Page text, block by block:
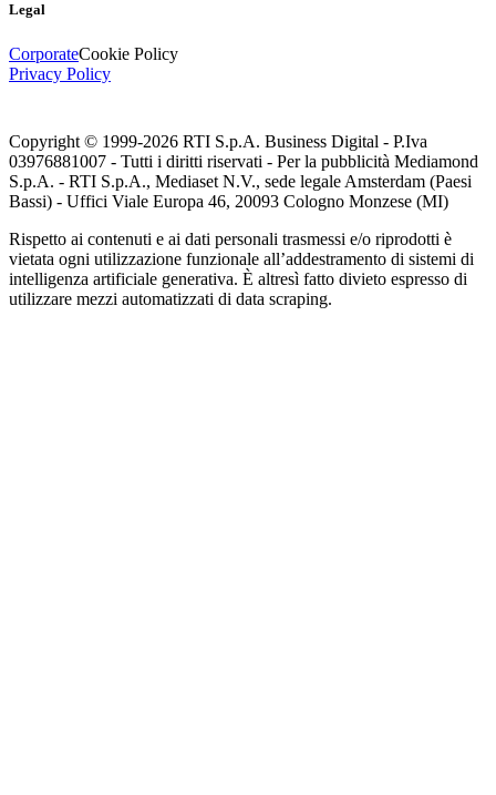
Legal
CorporateCookie Policy
Privacy Policy
Copyright © 1999-2026 RTI S.p.A. Business Digital - P.Iva
03976881007 - Tutti i diritti riservati - Per la pubblicità Mediamond
S.p.A. - RTI S.p.A., Mediaset N.V., sede legale Amsterdam (Paesi
Bassi) - Uffici Viale Europa 46, 20093 Cologno Monzese (MI)
Rispetto ai contenuti e ai dati personali trasmessi e/o riprodotti è
vietata ogni utilizzazione funzionale all’addestramento di sistemi di
intelligenza artificiale generativa. È altresì fatto divieto espresso di
utilizzare mezzi automatizzati di data scraping.